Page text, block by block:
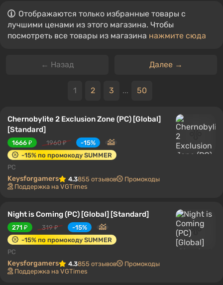
Отображаются только избранные товары с
лучшими ценами из этого магазина. Чтобы
посмотреть все товары из магазина нажмите сюда
← Назад Далее →
1 2 3 ... 50
Chernobylite 2 Exclusion Zone (PC) [Global]
[Standard]
1666 ₽ 1960 ₽
-15%
-15% по промокоду SUMMER
PC
Keysforgamers 4.3855 отзывов
Промокоды
Поддержка на VGTimes
Night is Coming (PC) [Global] [Standard]
271 ₽ 319 ₽
-15%
-15% по промокоду SUMMER
PC
Keysforgamers 4.3855 отзывов
Промокоды
Поддержка на VGTimes